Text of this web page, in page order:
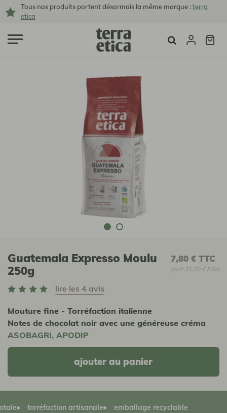
Tous nos produits portent désormais la même marque :terra
etica
Guatemala Expresso Moulu
250g
lire les 4 avis
Mouture fine - Torréfaction italienne
Notes de chocolat noir avec une généreuse créma
ASOBAGRI, APODIP
7,80 € TTC
(soit 31,20 € Kilo)
ajouter au panier
torréfaction artisanale emballage recyclable